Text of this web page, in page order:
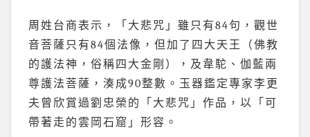
周姓台商表示，「大悲咒」雖只有84句，觀世
音菩薩只有84個法像，但加了四大天王（佛教
的護法神，俗稱四大金剛），及韋駝、伽藍兩
尊護法菩薩，湊成90整數。玉器鑑定專家李更
夫曾欣賞過劉忠榮的「大悲咒」作品，以「可
帶著走的雲岡石窟」形容。